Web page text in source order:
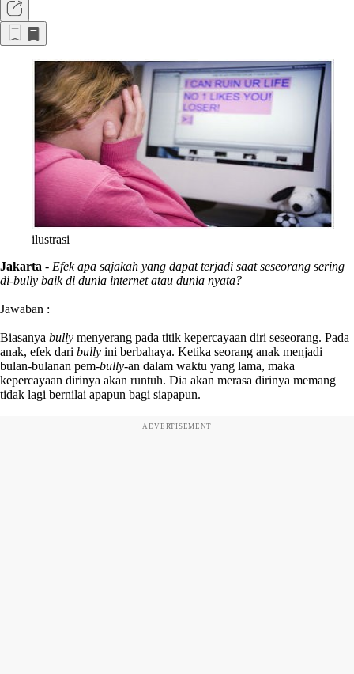
ilustrasi
Jakarta - Efek apa sajakah yang dapat terjadi saat seseorang sering
di-bully baik di dunia internet atau dunia nyata?
Jawaban :
Biasanya bully menyerang pada titik kepercayaan diri seseorang. Pada
anak, efek dari bully ini berbahaya. Ketika seorang anak menjadi
bulan-bulanan pem-bully-an dalam waktu yang lama, maka
kepercayaan dirinya akan runtuh. Dia akan merasa dirinya memang
tidak lagi bernilai apapun bagi siapapun.
ADVERTISEMENT